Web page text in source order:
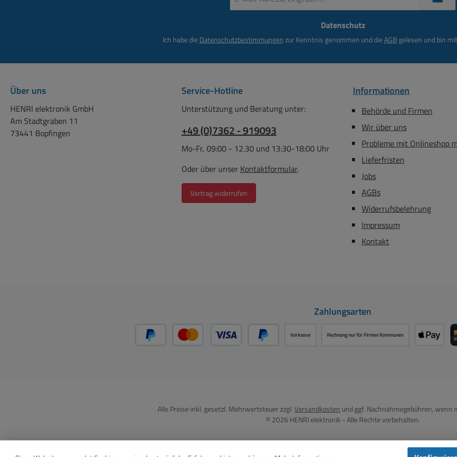
den Anschluss einer Serial-
zusätzlicher
Stromversorgung. 22pol S-
Mail-
Datenschutz
Ich habe dieDatenschutzbestimmungenzur Kenntnis genommen und dieAGB gelesen und bin
Über uns
HENRI elektronik GmbH
Am Stadtgraben 11
73441 Bopfingen
Service-Hotline
Unterstützung und Beratung unter:
+49 (0)7362 - 919093
Mo-Fr, 09:00 - 12.30 und 13:30-18:00 Uhr
Oder über unser Kontaktformular.
Vertrag widerrufen
Informationen
Behörde und Firmen
Wir über uns
Probleme mit Onlineshop
Lieferfristen
Jobs
AGBs
Widerrufsbelehrung
Impressum
Kontakt
Zahlungsarten
Vorkasse Rechnung nur für Firmen Kommunen
Alle Preise inkl. gesetzl. Mehrwertsteuer zzgl.Versandkosten und ggf. Nachnahmegebühren, wenn
© 2026 HENRI elektronik - Alle Rechte vorbehalten.